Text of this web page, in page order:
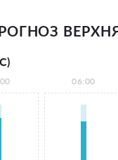
06:00